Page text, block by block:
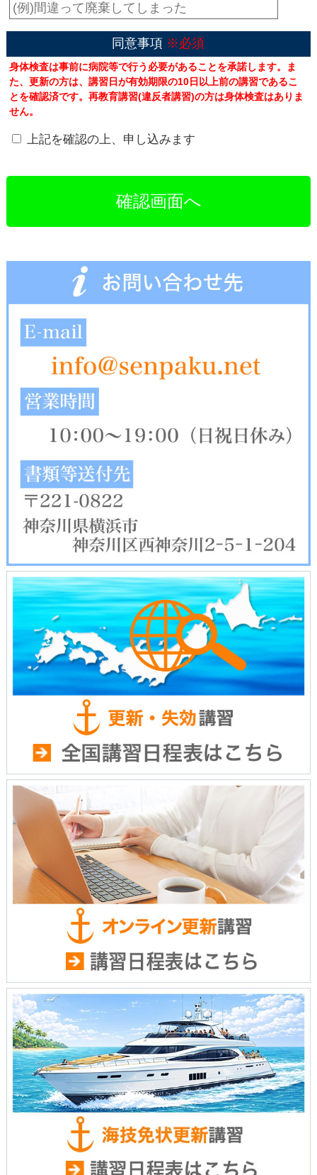
同意事項 ※必須
身体検査は事前に病院等で行う必要があることを承諾します。ま
た、更新の方は、講習日が有効期限の10日以上前の講習であるこ
とを確認済です。再教育講習(違反者講習)の方は身体検査はありま
せん。
上記を確認の上、申し込みます